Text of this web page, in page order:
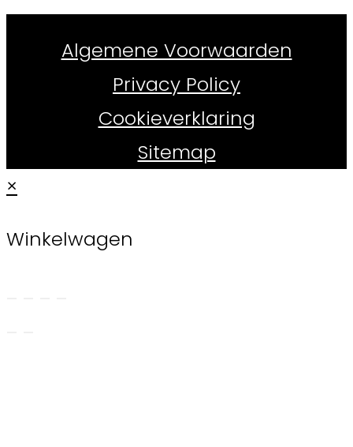
Algemene Voorwaarden
Privacy Policy
Cookieverklaring
Sitemap
×
Winkelwagen